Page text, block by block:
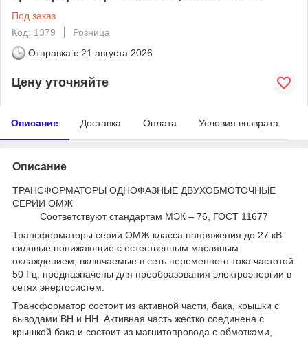
Под заказ
Код: 1379
Розница
Отправка с 21 августа 2026
Цену уточняйте
Описание Доставка Оплата Условия возврата
Описание
ТРАНСФОРМАТОРЫ ОДНОФАЗНЫЕ ДВУХОБМОТОЧНЫЕ
СЕРИИ ОМЖ
Соответствуют стандартам МЭК – 76, ГОСТ 11677
Трансформаторы серии ОМЖ класса напряжения до 27 кВ
силовые понижающие с естественным масляным
охлаждением, включаемые в сеть переменного тока частотой
50 Гц, предназначены для преобразования электроэнергии в
сетях энергосистем.
Трансформатор состоит из активной части, бака, крышки с
выводами ВН и НН. Активная часть жестко соединена с
крышкой бака и состоит из магнитопровода с обмотками,